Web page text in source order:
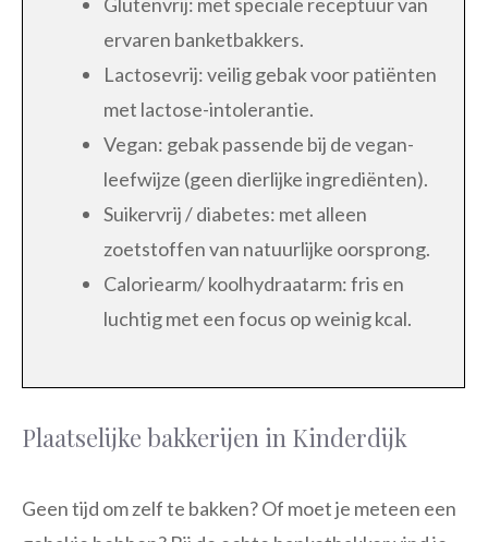
ervaren banketbakkers.
Lactosevrij: veilig gebak voor patiënten
met lactose-intolerantie.
Vegan: gebak passende bij de vegan-
leefwijze (geen dierlijke ingrediënten).
Suikervrij / diabetes: met alleen
zoetstoffen van natuurlijke oorsprong.
Caloriearm/ koolhydraatarm: fris en
luchtig met een focus op weinig kcal.
Plaatselijke bakkerijen in Kinderdijk
Geen tijd om zelf te bakken? Of moet je meteen een